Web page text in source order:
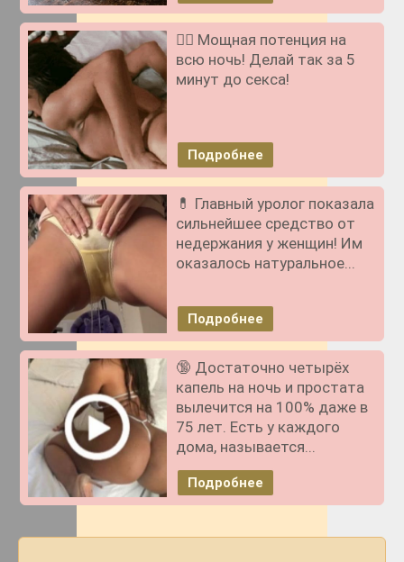
❤️‍🔥 Мощная потенция на
всю ночь! Делай так за 5
минут до секса!
Подробнее
💊 Главный уролог показала
сильнейшее средство от
недержания у женщин! Им
оказалось натуральное...
Подробнее
🔞 Достаточно четырёх
капель на ночь и простата
вылечится на 100% даже в
75 лет. Есть у каждого
дома, называется...
Подробнее